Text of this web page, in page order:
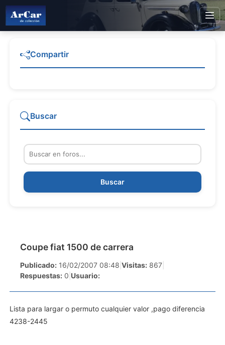
Coupe fiat 1500 de carrera
Publicado: 16/02/2007 08:48 Visitas: 867
Respuestas: 0 Usuario:
Lista para largar o permuto cualquier valor ,pago diferencia
4238-2445
Compartir
Buscar
Buscar